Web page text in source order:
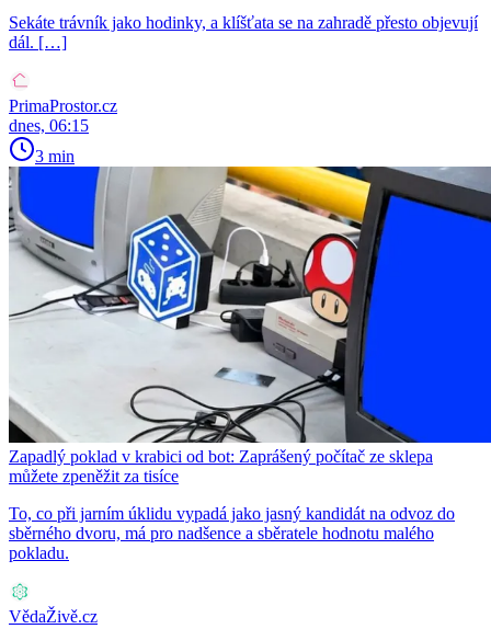
Sekáte trávník jako hodinky, a klíšťata se na zahradě přesto objevují
dál. […]
PrimaProstor.cz
dnes, 06:15
3 min
Zapadlý poklad v krabici od bot: Zaprášený počítač ze sklepa
můžete zpeněžit za tisíce
To, co při jarním úklidu vypadá jako jasný kandidát na odvoz do
sběrného dvoru, má pro nadšence a sběratele hodnotu malého
pokladu.
VědaŽivě.cz